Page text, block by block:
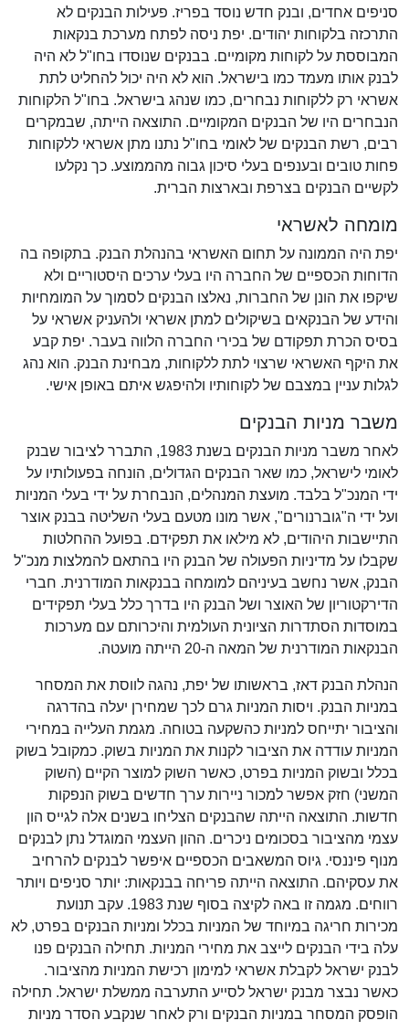
סניפים אחדים, ובנק חדש נוסד בפריז. פעילות הבנקים לא
התרכזה בלקוחות יהודים. יפת ניסה לפתח מערכת בנקאות
המבוססת על לקוחות מקומיים. בבנקים שנוסדו בחו"ל לא היה
לבנק אותו מעמד כמו בישראל. הוא לא היה יכול להחליט לתת
אשראי רק ללקוחות נבחרים, כמו שנהג בישראל. בחו"ל הלקוחות
הנבחרים היו של הבנקים המקומיים. התוצאה הייתה, שבמקרים
רבים, רשת הבנקים של לאומי בחו"ל נתנו מתן אשראי ללקוחות
פחות טובים ובענפים בעלי סיכון גבוה מהממוצע. כך נקלעו
לקשיים הבנקים בצרפת ובארצות הברית.
מומחה לאשראי
יפת היה הממונה על תחום האשראי בהנהלת הבנק. בתקופה בה
הדוחות הכספיים של החברה היו בעלי ערכים היסטוריים ולא
שיקפו את הונן של החברות, נאלצו הבנקים לסמוך על המומחיות
והידע של הבנקאים בשיקולים למתן אשראי ולהעניק אשראי על
בסיס הכרת תפקודם של בכירי החברה הלווה בעבר. יפת קבע
את היקף האשראי שרצוי לתת ללקוחות, מבחינת הבנק. הוא נהג
לגלות עניין במצבם של לקוחותיו ולהיפגש איתם באופן אישי.
משבר מניות הבנקים
לאחר משבר מניות הבנקים בשנת 1983, התברר לציבור שבנק
לאומי לישראל, כמו שאר הבנקים הגדולים, הונחה בפעולותיו על
ידי המנכ"ל בלבד. מועצת המנהלים, הנבחרת על ידי בעלי המניות
ועל ידי ה"גוברנורים", אשר מונו מטעם בעלי השליטה בבנק אוצר
התיישבות היהודים, לא מילאו את תפקידם. בפועל ההחלטות
שקבלו על מדיניות הפעולה של הבנק היו בהתאם להמלצות מנכ"ל
הבנק, אשר נחשב בעיניהם למומחה בבנקאות המודרנית. חברי
הדירקטוריון של האוצר ושל הבנק היו בדרך כלל בעלי תפקידים
במוסדות הסתדרות הציונית העולמית והיכרותם עם מערכות
הבנקאות המודרנית של המאה ה-20 הייתה מועטה.
הנהלת הבנק דאז, בראשותו של יפת, נהגה לווסת את המסחר
במניות הבנק. ויסות המניות גרם לכך שמחירן יעלה בהדרגה
והציבור יתייחס למניות כהשקעה בטוחה. מגמת העלייה במחירי
המניות עודדה את הציבור לקנות את המניות בשוק. כמקובל בשוק
בכלל ובשוק המניות בפרט, כאשר השוק למוצר הקיים (השוק
המשני) חזק אפשר למכור ניירות ערך חדשים בשוק הנפקות
חדשות. התוצאה הייתה שהבנקים הצליחו בשנים אלה לגייס הון
עצמי מהציבור בסכומים ניכרים. ההון העצמי המוגדל נתן לבנקים
מנוף פיננסי. גיוס המשאבים הכספיים איפשר לבנקים להרחיב
את עסקיהם. התוצאה הייתה פריחה בבנקאות: יותר סניפים ויותר
רווחים. מגמה זו באה לקיצה בסוף שנת 1983. עקב תנועת
מכירות חריגה במיוחד של המניות בכלל ומניות הבנקים בפרט, לא
עלה בידי הבנקים לייצב את מחירי המניות. תחילה הבנקים פנו
לבנק ישראל לקבלת אשראי למימון רכישת המניות מהציבור.
כאשר נבצר מבנק ישראל לסייע התערבה ממשלת ישראל. תחילה
הופסק המסחר במניות הבנקים ורק לאחר שנקבע הסדר מניות